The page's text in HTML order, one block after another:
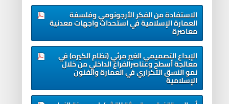
الاستفادة من الفكر الأرجونومي وفلسفة
العمارة الإسلامية في استحداث واجهات معدنية
معاصرة
الإبداع التصميمي الغير مرئي (نظام الكيره) في
معالجة أسطح وعناصرالفراغ الداخلي من خلال
نمو النسق التكراري في العمارة والفنون
الإسلامية